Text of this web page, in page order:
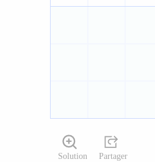
Solution Partager